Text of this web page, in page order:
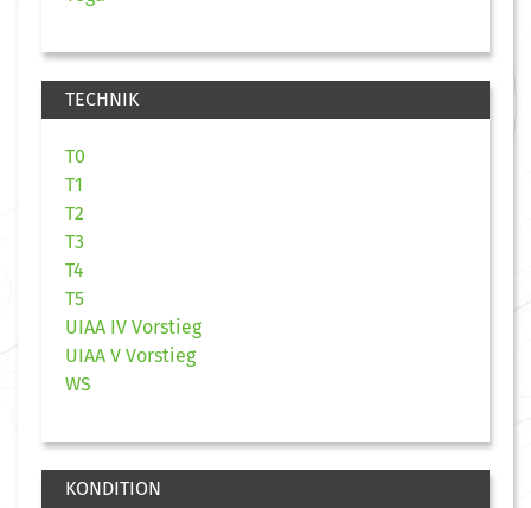
TECHNIK
T0
T1
T2
T3
T4
T5
UIAA IV Vorstieg
UIAA V Vorstieg
WS
KONDITION